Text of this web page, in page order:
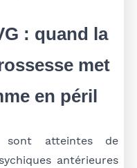
: quand la
met
en péril
sont atteintes de
antérieures